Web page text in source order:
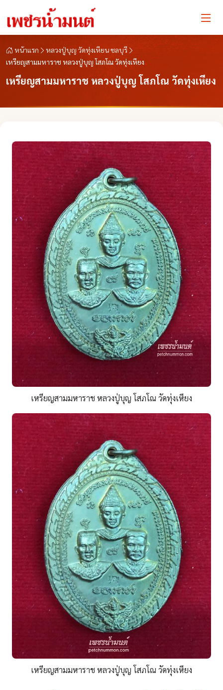
หน้าแรก
หลวงปู่บุญ วัดทุ่งเหียน ชลบุรี
เหรียญสามมหาราช หลวงปู่บุญ โสภโณ วัดทุ่งเหียง
เหรียญสามมหาราช หลวงปู่บุญ โสภโณ วัดทุ่งเหียง
เหรียญสามมหาราช หลวงปู่บุญ โสภโณ วัดทุ่งเหียง
เหรียญสามมหาราช หลวงปู่บุญ โสภโณ วัดทุ่งเหียง